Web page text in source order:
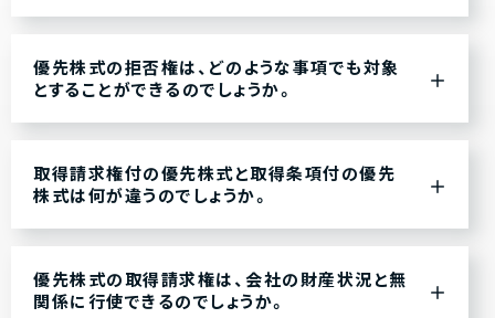
優先株式の拒否権は、どのような事項でも対象
とすることができるのでしょうか。
取得請求権付の優先株式と取得条項付の優先
株式は何が違うのでしょうか。
優先株式の取得請求権は、会社の財産状況と無
関係に行使できるのでしょうか。